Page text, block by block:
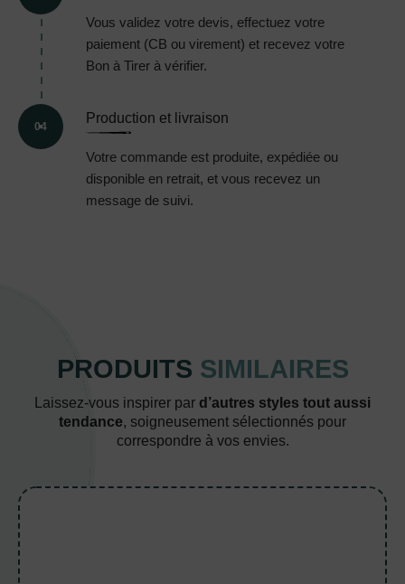
Vous validez votre devis, effectuez votre
paiement (CB ou virement) et recevez votre
Bon à Tirer à vérifier.
04
Production et livraison
Votre commande est produite, expédiée ou
disponible en retrait, et vous recevez un
message de suivi.
PRODUITS SIMILAIRES
Laissez-vous inspirer par d’autres styles tout aussi
tendance, soigneusement sélectionnés pour
correspondre à vos envies.